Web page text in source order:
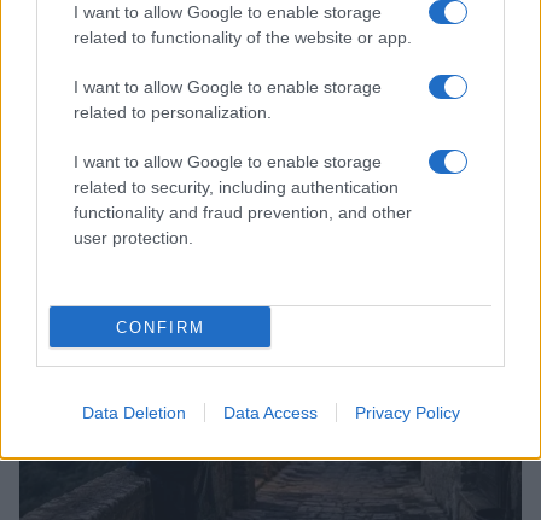
I want to allow Google to enable storage
related to functionality of the website or app.
I want to allow Google to enable storage
related to personalization.
I want to allow Google to enable storage
related to security, including authentication
functionality and fraud prevention, and other
user protection.
CONFIRM
Data Deletion Data Access Privacy Policy
rivoluzionando la moda
Cristian Castiglioni · 8 Ago 2026
LIFESTYLE